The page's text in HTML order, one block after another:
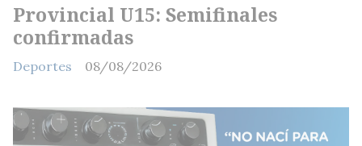
Provincial U15: Semifinales
confirmadas
Deportes 08/08/2026